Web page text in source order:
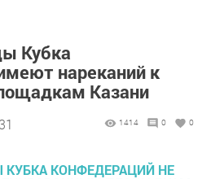
Кубка
нареканий к
Казани
1414 0 0